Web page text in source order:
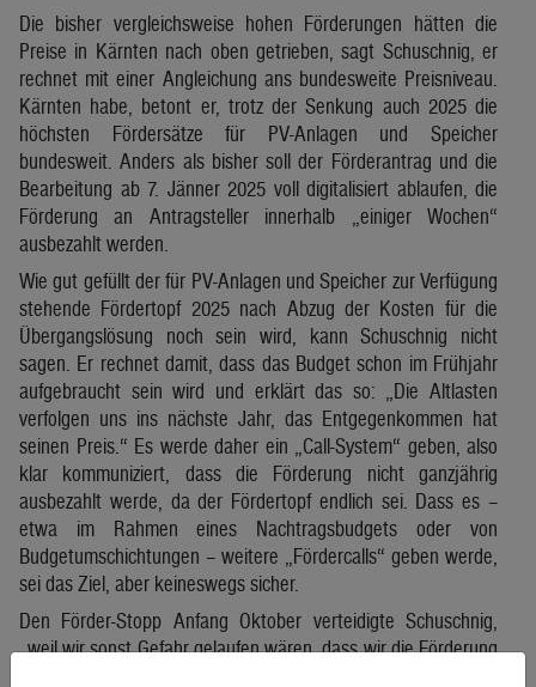
Die bisher vergleichsweise hohen Förderungen hätten die
Preise in Kärnten nach oben getrieben, sagt Schuschnig, er
rechnet mit einer Angleichung ans bundesweite Preisniveau.
Kärnten habe, betont er, trotz der Senkung auch 2025 die
höchsten Fördersätze für PV-Anlagen und Speicher
bundesweit. Anders als bisher soll der Förderantrag und die
Bearbeitung ab 7. Jänner 2025 voll digitalisiert ablaufen, die
Förderung an Antragsteller innerhalb „einiger Wochen“
ausbezahlt werden.
Wie gut gefüllt der für PV-Anlagen und Speicher zur Verfügung
stehende Fördertopf 2025 nach Abzug der Kosten für die
Übergangslösung noch sein wird, kann Schuschnig nicht
sagen. Er rechnet damit, dass das Budget schon im Frühjahr
aufgebraucht sein wird und erklärt das so: „Die Altlasten
verfolgen uns ins nächste Jahr, das Entgegenkommen hat
seinen Preis.“ Es werde daher ein „Call-System“ geben, also
klar kommuniziert, dass die Förderung nicht ganzjährig
ausbezahlt werde, da der Fördertopf endlich sei. Dass es –
etwa im Rahmen eines Nachtragsbudgets oder von
Budgetumschichtungen – weitere „Fördercalls“ geben werde,
sei das Ziel, aber keineswegs sicher.
Den Förder-Stopp Anfang Oktober verteidigte Schuschnig,
„weil wir sonst Gefahr gelaufen wären, dass wir die Förderung